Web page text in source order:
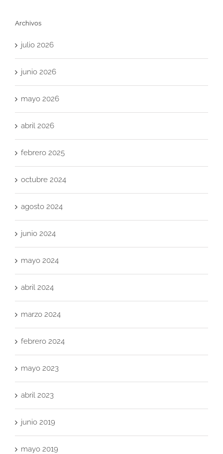
Archivos
julio 2026
junio 2026
mayo 2026
abril 2026
febrero 2025
octubre 2024
agosto 2024
junio 2024
mayo 2024
abril 2024
marzo 2024
febrero 2024
mayo 2023
abril 2023
junio 2019
mayo 2019